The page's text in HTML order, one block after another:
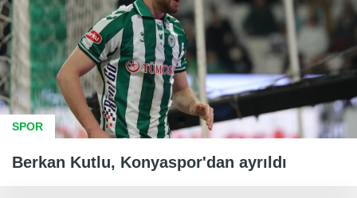
SPOR
Berkan Kutlu, Konyaspor'dan ayrıldı